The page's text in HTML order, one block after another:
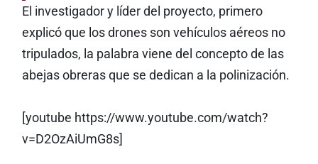
El investigador y líder del proyecto, primero
explicó que los drones son vehículos aéreos no
tripulados, la palabra viene del concepto de las
abejas obreras que se dedican a la polinización.
[youtube https://www.youtube.com/watch?
v=D2OzAiUmG8s]